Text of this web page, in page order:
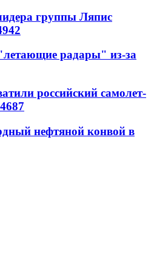
группы Ляпис
радары" из-за
российский самолет-
4687
нефтяной конвой в